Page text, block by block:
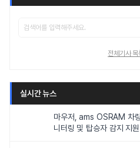
전체기사 목
실시간 뉴스
마우저, ams OSRAM 차
니터링 및 탑승자 감지 지원